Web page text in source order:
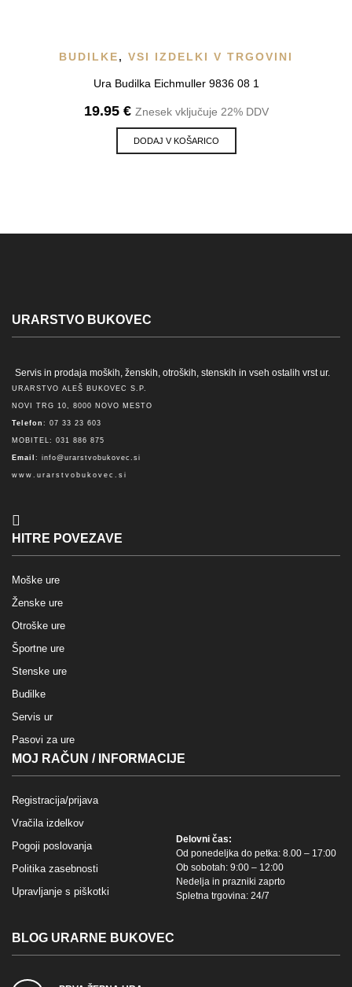
BUDILKE, VSI IZDELKI V TRGOVINI
Ura Budilka Eichmuller 9836 08 1
19.95 € Znesek vključuje 22% DDV
DODAJ V KOŠARICO
URARSTVO BUKOVEC
Servis in prodaja moških, ženskih, otroških, stenskih in vseh ostalih vrst ur.
URARSTVO ALEŠ BUKOVEC S.P.
NOVI TRG 10, 8000 NOVO MESTO
Telefon : 07 33 23 603
MOBITEL: 031 886 875
Email : info@urarstvobukovec.si
www.urarstvobukovec.si
HITRE POVEZAVE
Moške ure
Ženske ure
Otroške ure
Športne ure
Stenske ure
Budilke
Servis ur
Pasovi za ure
MOJ RAČUN / INFORMACIJE
Registracija/prijava
Vračila izdelkov
Pogoji poslovanja
Politika zasebnosti
Upravljanje s piškotki
Delovni čas:
Od ponedeljka do petka: 8.00 – 17:00
Ob sobotah: 9:00 – 12:00
Nedelja in prazniki zaprto
Spletna trgovina: 24/7
BLOG URARNE BUKOVEC